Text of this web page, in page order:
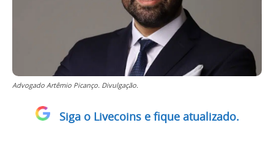
Advogado Artêmio Picanço. Divulgação.
Siga o Livecoins e fique atualizado.